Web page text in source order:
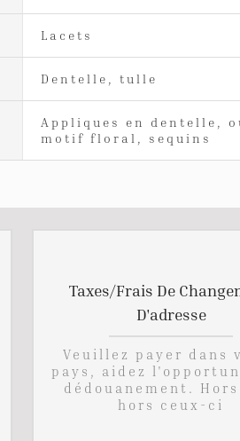
Lacets
Dentelle, tulle
Appliques en dentelle,
motif floral, sequins
Taxes/Frais De
D'adresse
Veuillez payer dans
pays, aidez
dédouanement.
hors ceux-ci